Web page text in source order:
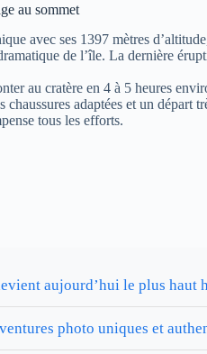
au sommet
avec ses 1397 mètres
de l’île. La dernière
au cratère en 4 à 5 heures
chaussures adaptées et un
tous les efforts.
aujourd’hui le plus haut
photo uniques et